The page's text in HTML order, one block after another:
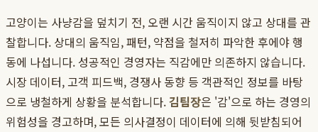
고양이는 사냥감을 덮치기 전, 오랜 시간 움직이지 않고 상대를 관
찰합니다. 상대의 움직임, 패턴, 약점을 철저히 파악한 후에야 행
동에 나섭니다. 성공적인 경영자는 직감에만 의존하지 않습니다.
시장 데이터, 고객 피드백, 경쟁사 동향 등 객관적인 정보를 바탕
으로 냉철하게 상황을 분석합니다.김팀장은 '감'으로 하는 경영의
위험성을 경고하며, 모든 의사결정이 데이터에 의해 뒷받침되어